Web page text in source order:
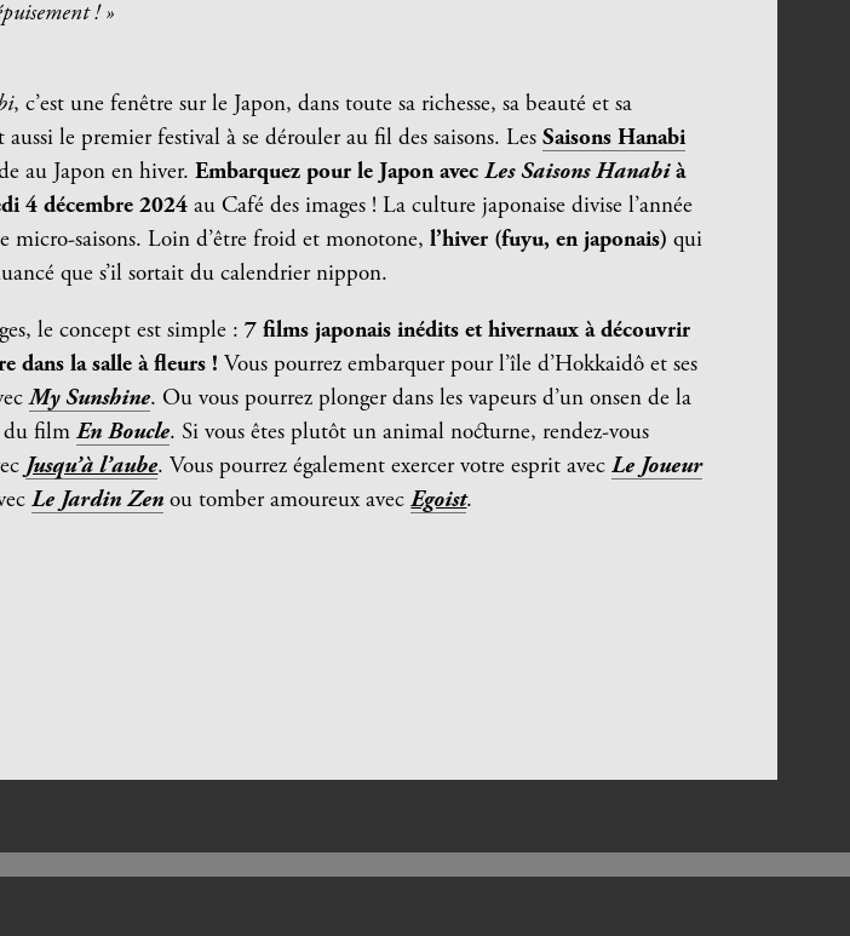
! »
, c’est une fenêtre sur le Japon, dans toute sa richesse, sa beauté et sa
aussi le premier festival à se dérouler au fil des saisons. LesSaisons Hanabi
au Japon en hiver.Embarquez pour le Japon avecLes Saisons Hanabià
4 décembre 2024 au Café des images ! La culture japonaise divise l’année
micro-saisons. Loin d’être froid et monotone, l’hiver (fuyu, en japonais) qui
que s’il sortait du calendrier nippon.
le concept est simple :7 films japonais inédits et hivernaux à découvrir
dans la salle à fleurs ! Vous pourrez embarquer pour l’île d’Hokkaidô et ses
My Sunshine. Ou vous pourrez plonger dans les vapeurs d’un onsen de la
du filmEn Boucle. Si vous êtes plutôt un animal nocturne, rendez-vous
Jusqu’à l’aube. Vous pourrez également exercer votre esprit avecLe Joueur
Le Jardin Zen ou tomber amoureux avecEgoist.